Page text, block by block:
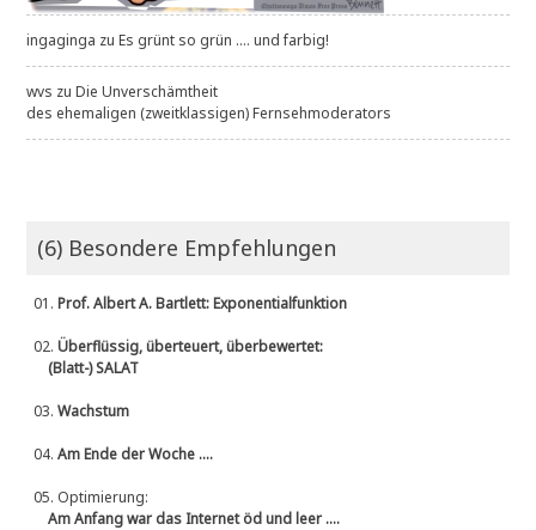
ingaginga zuEs grünt so grün .... und farbig!
wvs zuDie Unverschämtheit
des ehemaligen (zweitklassigen) Fernsehmoderators
(6) Besondere Empfehlungen
01.Prof. Albert A. Bartlett: Exponentialfunktion
02.Überflüssig, überteuert, überbewertet:
(Blatt-) SALAT
03.Wachstum
04.Am Ende der Woche ....
05. Optimierung:
Am Anfang war das Internet öd und leer ....